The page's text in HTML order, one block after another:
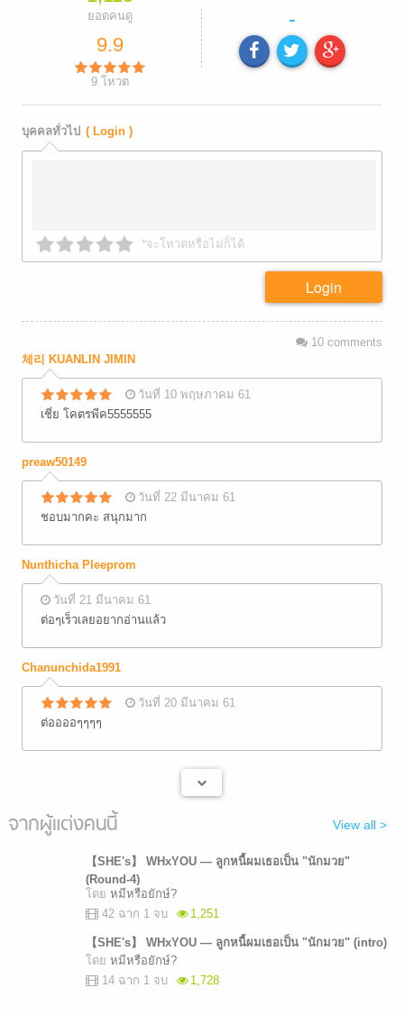
ยอดคนดู
9.9
9โหวต
-
บุคคลทั่วไป ( Login )
*จะโหวตหรือไม่ก็ได้
Login
10comments
체리 KUANLIN JIMIN
วันที่ 10 พฤษภาคม 61
เชี่ย โคตรพีค5555555
preaw50149
วันที่ 22 มีนาคม 61
ชอบมากคะ สนุกมาก
Nunthicha Pleeprom
วันที่ 21 มีนาคม 61
ต่อๆเร็วเลยอยากอ่านแล้ว
Chanunchida1991
วันที่ 20 มีนาคม 61
ต่ออออๆๆๆๆ
จากผู้แต่งคนนี้ View all >
【SHE's】 WHxYOU — ลูกหนี้ผมเธอเป็น "นักมวย"
(Round-4)
โดย หมีหรือยักษ์?
42 ฉาก 1 จบ
1,251
【SHE's】 WHxYOU — ลูกหนี้ผมเธอเป็น "นักมวย" (intro)
โดย หมีหรือยักษ์?
14 ฉาก 1 จบ
1,728